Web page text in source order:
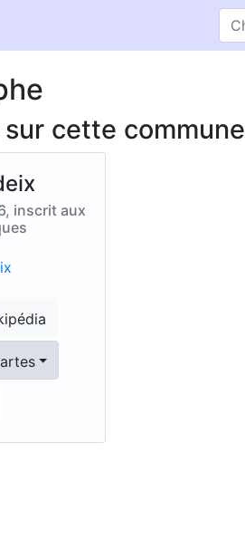
cette commune
inscrit aux